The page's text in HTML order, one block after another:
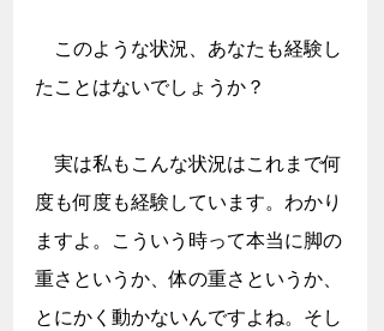
このような状況、あなたも経験し
たことはないでしょうか？
実は私もこんな状況はこれまで何
度も何度も経験しています。わかり
ますよ。こういう時って本当に脚の
重さというか、体の重さというか、
とにかく動かないんですよね。そし